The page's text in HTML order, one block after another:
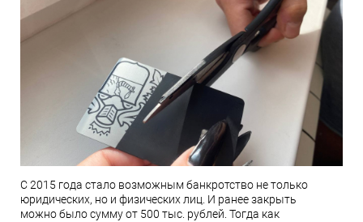
С 2015 года стало возможным банкротство не только
юридических, но и физических лиц. И ранее закрыть
можно было сумму от 500 тыс. рублей. Тогда как